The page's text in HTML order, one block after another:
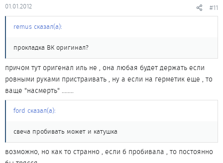
01.01.2012 #11
remus сказал(а):
прокладка ВК оригинал?
причом тут оригенал иль не , она любая будет держать если
ровными руками пристраивать , ну а если на герметик еще , то
ваще "насмерть" ........
ford сказал(а):
свеча пробивать может и катушка
возможно, но как то странно , если б пробивала , то постоянно